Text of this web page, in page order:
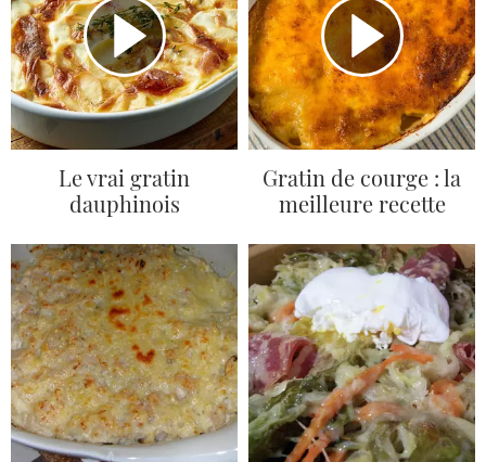
Le vrai gratin
dauphinois
Gratin de courge : la
meilleure recette